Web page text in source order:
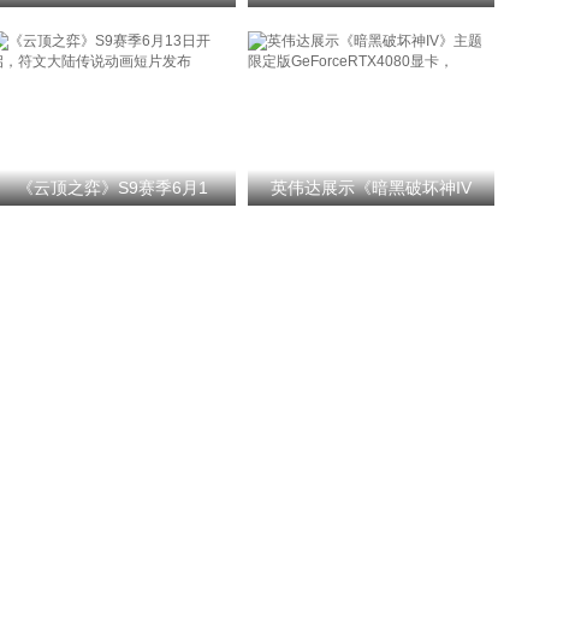
《云顶之弈》S9赛季6月1 英伟达展示《暗黑破坏神IV